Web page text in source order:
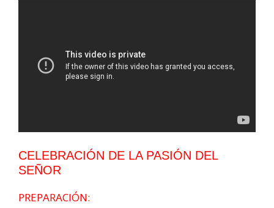
CELEBRACIÓN DE LA PASIÓN DEL
SEÑOR
PREPARACIÓN: